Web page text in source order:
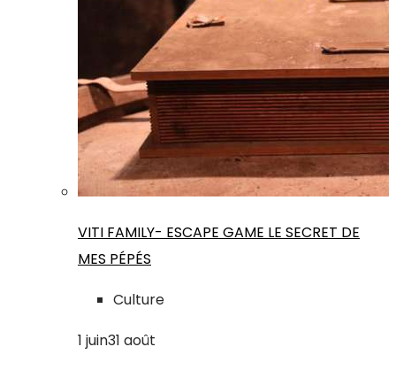
VITI FAMILY- ESCAPE GAME LE SECRET DE
MES PÉPÉS
Culture
1 juin31 août